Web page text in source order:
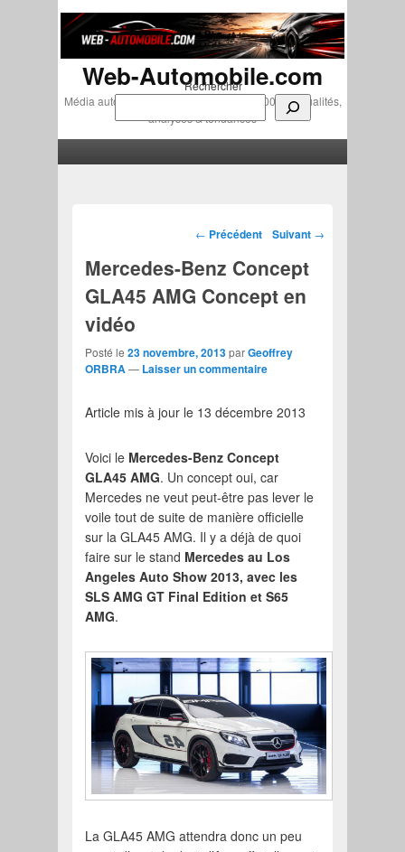
Rechercher
Web-Automobile.com
Média automobile indépendant depuis 2007 • Actualités,
analyses & tendances
Navigation des articles
← Précédent Suivant →
Mercedes-Benz Concept
GLA45 AMG Concept en
vidéo
Posté le23 novembre, 2013parGeoffrey
ORBRA— Laisser un commentaire
Article mis à jour le 13 décembre 2013
Voici le Mercedes-Benz Concept
GLA45 AMG. Un concept oui, car
Mercedes ne veut peut-être pas lever le
voile tout de suite de manière officielle
sur la GLA45 AMG. Il y a déjà de quoi
faire sur le stand Mercedes au Los
Angeles Auto Show 2013, avec les
SLS AMG GT Final Edition et S65
AMG.
La GLA45 AMG attendra donc un peu